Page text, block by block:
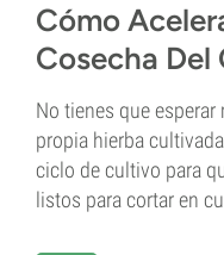
Cómo
Cosecha Del
No tienes que
propia hierba
ciclo de cultivo para
listos para cortar en